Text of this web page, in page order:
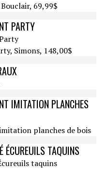
69,99$
PARTY
Simons, 148,00$
IMITATION PLANCHES
ÉCUREUILS TAQUINS